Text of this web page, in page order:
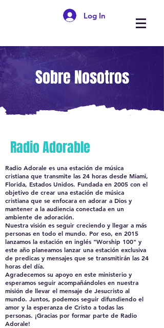
Log In
Sobre Nosotros
Radio Adorable
Radio Adorale es una estación de música
cristiana que transmite las 24 horas desde Miami,
Florida, Estados Unidos. Fundada en 2005 con el
objetivo de crear una estación de música
cristiana que se enfocara en adorar a Dios y
mantener a la audiencia conectada en un
ambiente de adoración.
Nuestra visión es seguir creciendo y llegar a más
personas en todo el mundo. Por eso, en 2015
lanzamos la estación en inglés "Worship 100" y
este año planeamos lanzar una estación exclusiva
de predicas y mensajes que se transmitirán las 24
horas del día.
Agradecemos su apoyo en este ministerio y
esperamos seguir acompañándoles en nuestra
misión de llevar el mensaje de Jesucristo al
mundo. Juntos, podemos seguir difundiendo el
amor y la esperanza de Cristo a todas las
personas. ¡Gracias por formar parte de Radio
Adorale!